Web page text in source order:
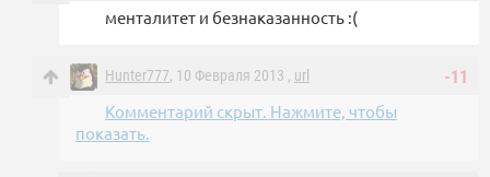
менталитет и безнаказанность :(
-11
Hunter777, 10 Февраля 2013 , url
Комментарий скрыт. Нажмите, чтобы
показать.